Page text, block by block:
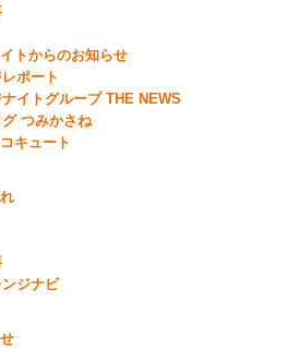
トからのお知らせ
ポート
イトグループ THE NEWS
つみかさね
キュート
ジナビ